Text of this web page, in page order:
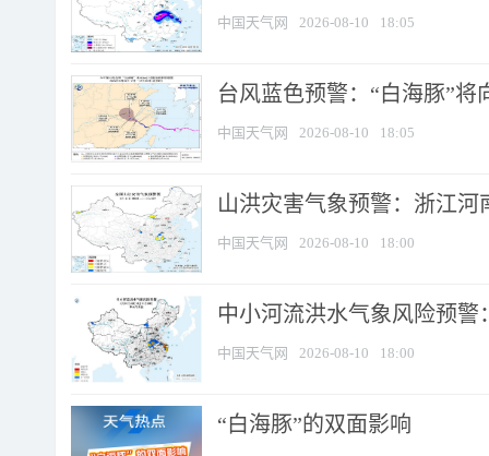
中国天气网 2026-08-10 18:05
台风蓝色预警：“白海豚”
中国天气网 2026-08-10 18:05
山洪灾害气象预警：浙江
中国天气网 2026-08-10 18:00
中小河流洪水气象风险预
中国天气网 2026-08-10 18:00
​“白海豚”的双面影响